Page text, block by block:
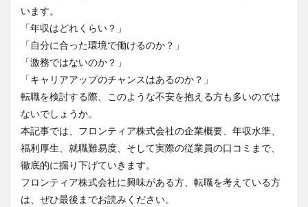
います。
「年収はどれくらい？」
「自分に合った環境で働けるのか？」
「激務ではないのか？」
「キャリアアップのチャンスはあるのか？」
転職を検討する際、このような不安を抱える方も多いのでは
ないでしょうか。
本記事では、フロンティア株式会社の企業概要、年収水準、
福利厚生、就職難易度、そして実際の従業員の口コミまで、
徹底的に掘り下げていきます。
フロンティア株式会社に興味がある方、転職を考えている方
は、ぜひ最後までお読みください。